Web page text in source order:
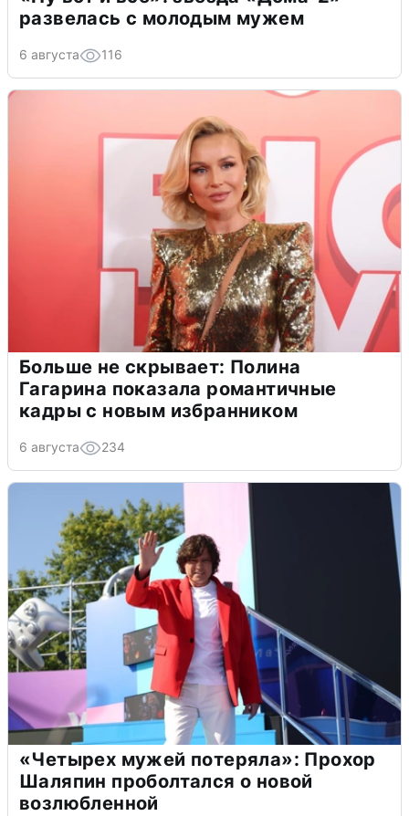
развелась с молодым мужем
6 августа 116
Больше не скрывает: Полина
Гагарина показала романтичные
кадры с новым избранником
6 августа 234
«Четырех мужей потеряла»: Прохор
Шаляпин проболтался о новой
возлюбленной